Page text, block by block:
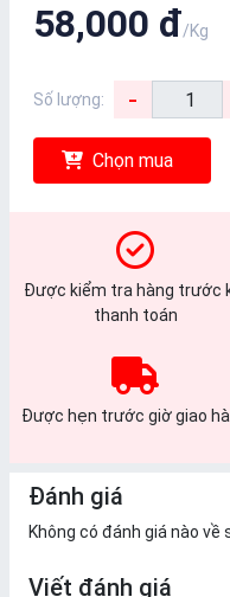
58,000 đ/Kg
Số lượng: -
Chọn mua
Được kiểm tra hàng trước
thanh toán
Được hẹn trước giờ giao
Đánh giá
Không có đánh giá nào về
Viết đánh giá